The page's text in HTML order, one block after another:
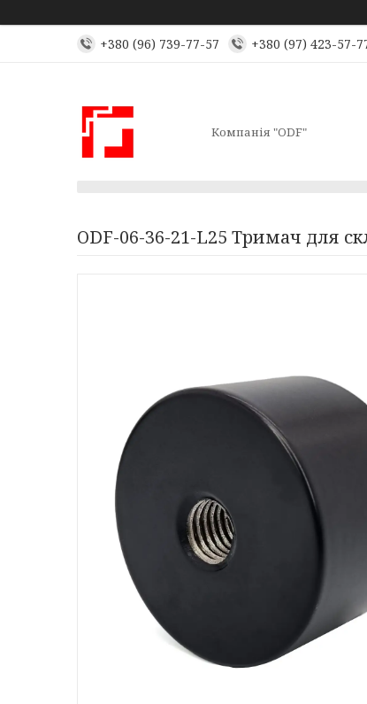
+380 (96) 739-77-57 +380 (97) 423-57-
Компанія "ODF"
ODF-06-36-21-L25 Тримач для